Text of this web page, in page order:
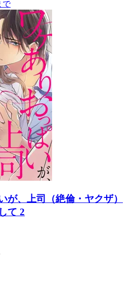
で
が、上司（絶倫・ヤクザ）
て 2